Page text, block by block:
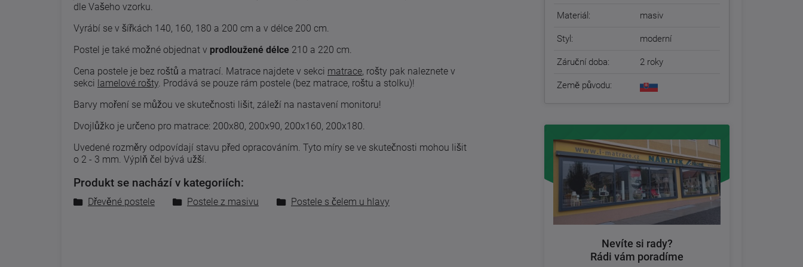
dle Vašeho vzorku.
Vyrábí se v šířkách 140, 160, 180 a 200 cm a v délce 200 cm.
Postel je také možné objednat v prodloužené délce 210 a 220 cm.
Cena postele je bez roštů a matrací. Matrace najdete v sekci matrace, rošty pak naleznete v
sekci lamelové rošty Prodává se pouze rám postele (bez matrace, roštu a stolku)!
Barvy moření se můžou ve skutečnosti lišit, záleží na nastavení monitoru!
Dvojlůžko je určeno pro matrace: 200x80, 200x90, 200x160, 200x180.
Uvedené rozměry odpovídají stavu před opracováním Tyto míry se ve skutečnosti mohou lišit
o 2 - 3 mm. Výplň čel bývá užší.
Produkt se nachází v kategoriích:
Dřevěné postele Postele z masivu Postele s čelem u hlavy
Materiál: masiv
Styl: moderní
Záruční doba: 2 roky
Země původu:
Nevíte si rady?
Rádi vám poradíme